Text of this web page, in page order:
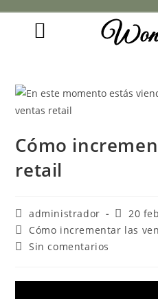
Cómo
retail
administrador
20
Cómo incrementar las
Sin comentarios